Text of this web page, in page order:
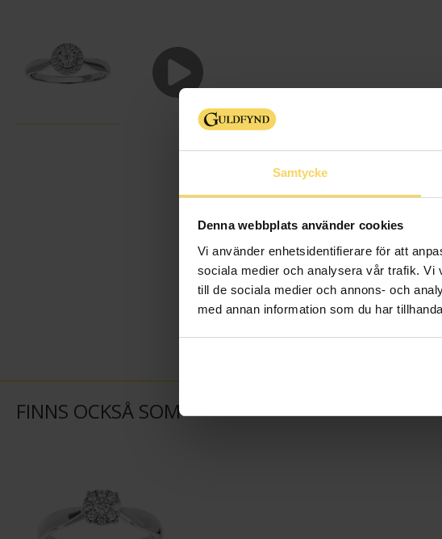
Samtycke
Denna webbplats använder cookies
Vi använder enhetsidentifierare för att
sociala medier och analysera vår trafik. Vi
till de sociala medier och annons- och
med annan information som du har
FINNS OCKSÅ SOM